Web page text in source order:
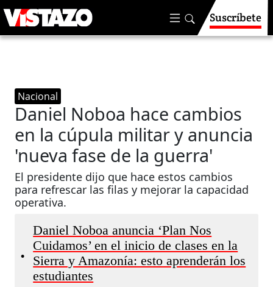
Suscríbete
Nacional
Daniel Noboa hace cambios
en la cúpula militar y anuncia
'nueva fase de la guerra'
El presidente dijo que hace estos cambios
para refrescar las filas y mejorar la capacidad
operativa.
•
Daniel Noboa anuncia ‘Plan Nos
Cuidamos’ en el inicio de clases en la
Sierra y Amazonía: esto aprenderán los
estudiantes